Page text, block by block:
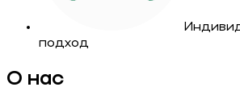
подход
О нас